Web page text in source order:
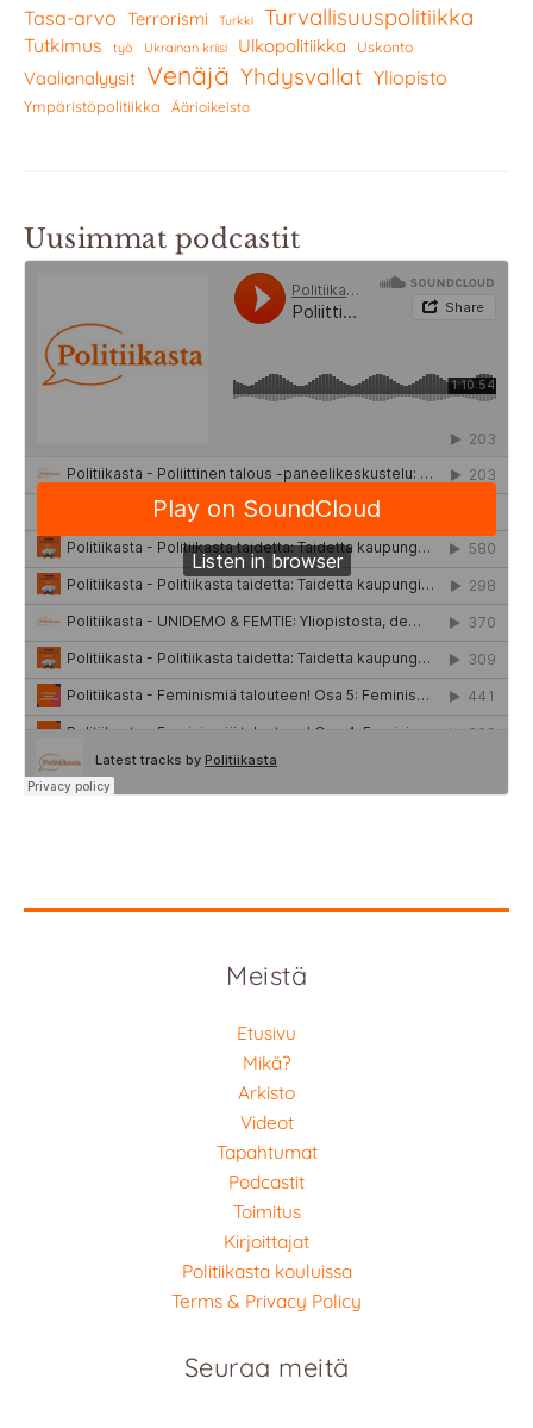
Tasa-arvo Terrorismi Turkki Turvallisuuspolitiikka
Tutkimus työ Ukrainan kriisi Ulkopolitiikka Uskonto
Vaalianalyysit Venäjä Yhdysvallat Yliopisto
Ympäristöpolitiikka Äärioikeisto
Uusimmat podcastit
Meistä
Etusivu
Mikä?
Arkisto
Videot
Tapahtumat
Podcastit
Toimitus
Kirjoittajat
Politiikasta kouluissa
Terms & Privacy Policy
Seuraa meitä